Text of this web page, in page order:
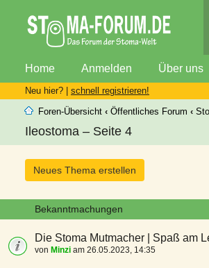
Home Anmelden Über uns
Neu hier? | schnell registrieren!
Foren-Übersicht ‹ Öffentliches Forum ‹
Ileostoma – Seite 4
Neues Thema erstellen
Bekanntmachungen
Die Stoma Mutmacher | Spaß am
von Minzi am 26.05.2023, 14:35